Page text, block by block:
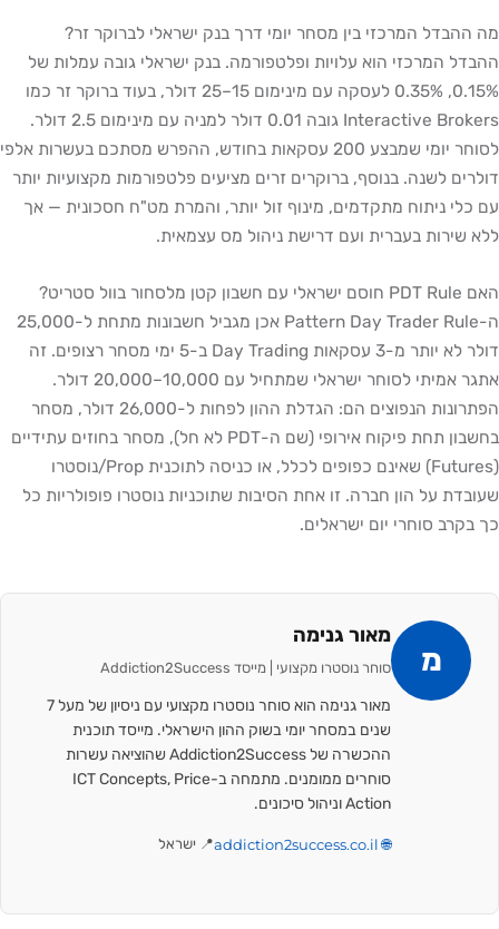
מה ההבדל המרכזי בין מסחר יומי דרך בנק ישראלי לברוקר זר?
ההבדל המרכזי הוא עלויות ופלטפורמה. בנק ישראלי גובה עמלות של
0.15%, 0.35% לעסקה עם מינימום 15–25 דולר, בעוד ברוקר זר כמו
Interactive Brokers גובה 0.01 דולר למניה עם מינימום 2.5 דולר.
לסוחר יומי שמבצע 200 עסקאות בחודש, ההפרש מסתכם בעשרות אלפי
דולרים לשנה. בנוסף, ברוקרים זרים מציעים פלטפורמות מקצועיות יותר
עם כלי ניתוח מתקדמים, מינוף זול יותר, והמרת מט"ח חסכונית — אך
ללא שירות בעברית ועם דרישת ניהול מס עצמאית.
האם PDT Rule חוסם ישראלי עם חשבון קטן מלסחור בוול סטריט?
ה-Pattern Day Trader Rule אכן מגביל חשבונות מתחת ל-25,000
דולר לא יותר מ-3 עסקאות Day Trading ב-5 ימי מסחר רצופים. זה
אתגר אמיתי לסוחר ישראלי שמתחיל עם 10,000–20,000 דולר.
הפתרונות הנפוצים הם: הגדלת ההון לפחות ל-26,000 דולר, מסחר
בחשבון תחת פיקוח אירופי (שם ה-PDT לא חל), מסחר בחוזים עתידיים
(Futures) שאינם כפופים לכלל, או כניסה לתוכנית Prop/נוסטרו
שעובדת על הון חברה. זו אחת הסיבות שתוכניות נוסטרו פופולריות כל
כך בקרב סוחרי יום ישראלים.
מ
מאור גנימה
סוחר נוסטרו מקצועי | מייסד Addiction2Success
מאור גנימה הוא סוחר נוסטרו מקצועי עם ניסיון של מעל 7
שנים במסחר יומי בשוק ההון הישראלי. מייסד תוכנית
ההכשרה של Addiction2Success שהוציאה עשרות
סוחרים ממומנים. מתמחה ב-ICT Concepts, Price
Action וניהול סיכונים.
🌐 addiction2success.co.il 📍 ישראל